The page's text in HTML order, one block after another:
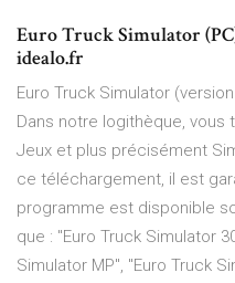
Euro Truck Simulator
idealo.fr
Euro Truck Simulator
Dans notre logithèque,
Jeux et plus précisément
ce téléchargement, il est
programme est disponible
que : "Euro Truck Simulator
Simulator MP", "Euro Truck